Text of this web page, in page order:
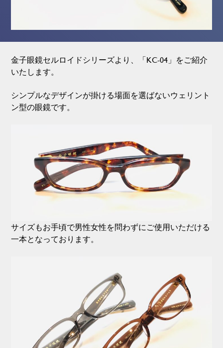
金子眼鏡セルロイドシリーズより、「KC-04」をご紹介
いたします。
シンプルなデザインが掛ける場面を選ばないウェリント
ン型の眼鏡です。
サイズもお手頃で男性女性を問わずにご使用いただける
一本となっております。